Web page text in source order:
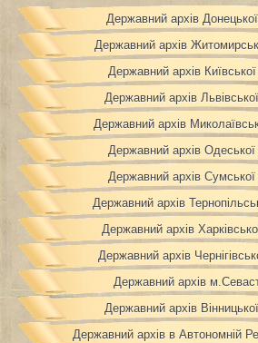
Державний архів Донецької
Державний архів
Державний архів Київської
Державний архів
Державний архів
Державний архів Одеської
Державний архів Сумської
Державний архів
Державний архів
Державний архів
Державний архів
Державний архів
Державний архів в Автономній